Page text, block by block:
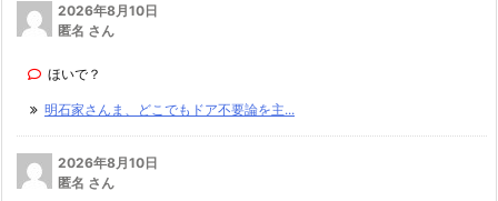
2026年8月10日
匿名 さん
ほいで？
明石家さんま、どこでもドア不要論を主...
2026年8月10日
匿名 さん